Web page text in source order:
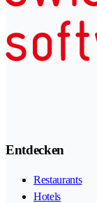
Entdecken
Restaurants
Hotels